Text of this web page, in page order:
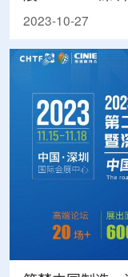
2023-10-27